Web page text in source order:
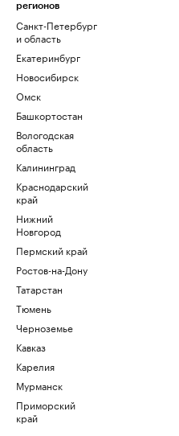
регионов
Санкт-Петербург
и область
Екатеринбург
Новосибирск
Омск
Башкортостан
Вологодская
область
Калининград
Краснодарский
край
Нижний
Новгород
Пермский край
Ростов-на-Дону
Татарстан
Тюмень
Черноземье
Кавказ
Карелия
Мурманск
Приморский
край